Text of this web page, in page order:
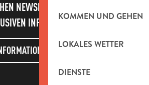
KOMMEN UND GEHEN
LOKALES WETTER
DIENSTE
NEWSLETTER UND UNSERE
INFORMATIONEN!
LETTER